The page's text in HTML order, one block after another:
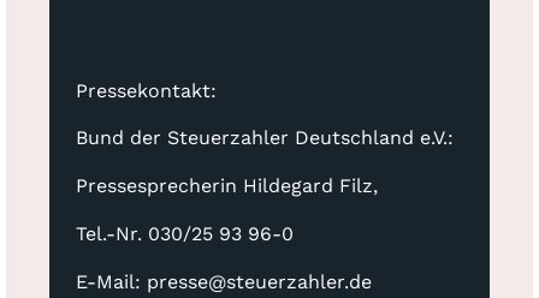
Pressekontakt:
Bund der Steuerzahler Deutschland e.V.:
Pressesprecherin Hildegard Filz,
Tel.-Nr. 030/25 93 96-0
E-Mail: presse@steuerzahler.de